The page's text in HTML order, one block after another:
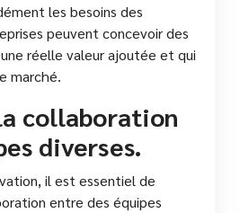
les besoins des
peuvent concevoir des
réelle valeur ajoutée et qui
marché.
collaboration
diverses.
il est essentiel de
entre des équipes